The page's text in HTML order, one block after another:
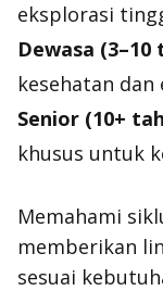
eksplorasi
Dewasa (3–10
kesehatan dan
Senior (10+
khusus untuk
Memahami
memberikan
sesuai